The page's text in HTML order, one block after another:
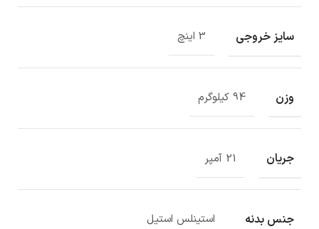
سایز خروجی 3 اینچ
وزن 94 کیلوگرم
جریان 21 آمپر
جنس بدنه استینلس استیل